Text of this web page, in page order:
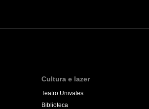
Cultura e lazer
Teatro Univates
Biblioteca